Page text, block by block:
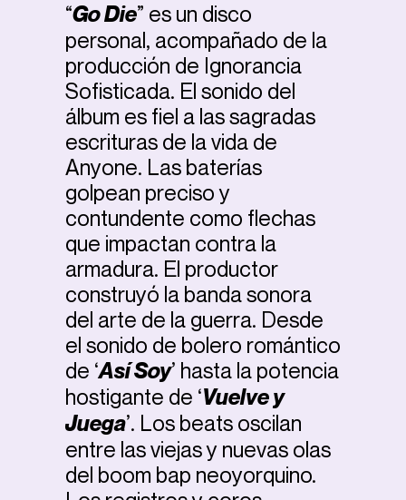
“Go Die” es un disco
personal, acompañado de la
producción de Ignorancia
Sofisticada. El sonido del
álbum es fiel a las sagradas
escrituras de la vida de
Anyone. Las baterías
golpean preciso y
contundente como flechas
que impactan contra la
armadura. El productor
construyó la banda sonora
del arte de la guerra. Desde
el sonido de bolero romántico
de ‘Así Soy’ hasta la potencia
hostigante de ‘Vuelve y
Juega’. Los beats oscilan
entre las viejas y nuevas olas
del boom bap neoyorquino.